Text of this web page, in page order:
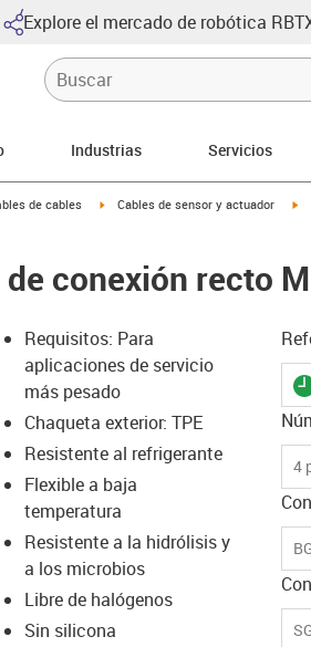
Explore el mercado de robótica
Industrias Servicios
right
de cables igus-icon-arrow-right
Cables de sensor y actuador
conexión recto
icon-lupe
icon-lupe
Requisitos: Para
aplicaciones de servicio
más pesado
Chaqueta exterior: TPE
Resistente al refrigerante
Flexible a baja
temperatura
Resistente a la hidrólisis y
a los microbios
Libre de halógenos
Sin silicona
4